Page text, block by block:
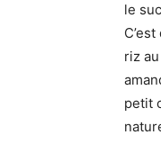
le
riz
petit